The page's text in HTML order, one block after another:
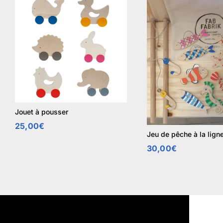
Jouet à pousser
25,00€
Jeu de pêche à la
30,00€